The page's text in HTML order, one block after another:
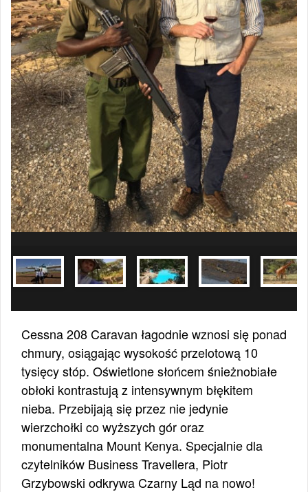
Cessna 208 Caravan łagodnie wznosi się ponad
chmury, osiągając wysokość przelotową 10
tysięcy stóp. Oświetlone słońcem śnieżnobiałe
obłoki kontrastują z intensywnym błękitem
nieba. Przebijają się przez nie jedynie
wierzchołki co wyższych gór oraz
monumentalna Mount Kenya. Specjalnie dla
czytelników Business Travellera, Piotr
Grzybowski odkrywa Czarny Ląd na nowo!